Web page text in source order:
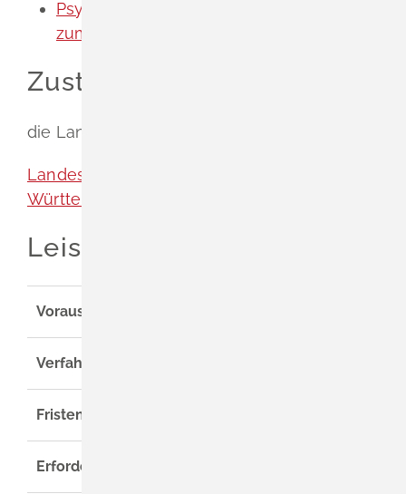
Psychotherapeutenkammer - Merkblatt
zum Meldebogen
Zuständige Stelle
die Landespsychotherapeutenkammer
Landespsychotherapeutenkammer Baden-
Württemberg
Leistungsdetails
Voraussetzungen
Verfahrensablauf
Fristen
Erforderliche Unterlagen